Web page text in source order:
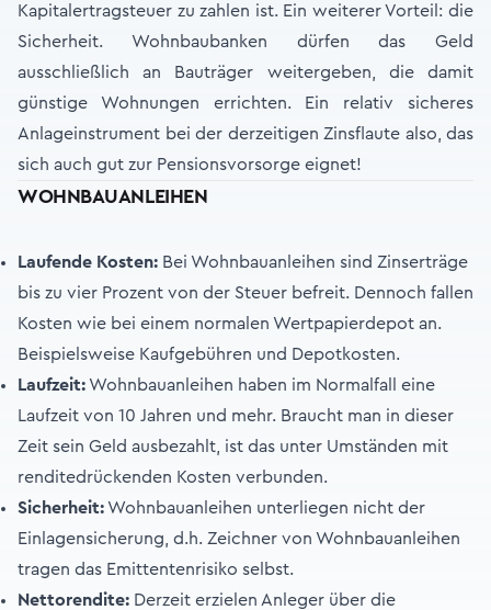
Kapitalertragsteuer zu zahlen ist. Ein weiterer Vorteil: die
Sicherheit. Wohnbaubanken dürfen das Geld
ausschließlich an Bauträger weitergeben, die damit
günstige Wohnungen errichten. Ein relativ sicheres
Anlageinstrument bei der derzeitigen Zinsflaute also, das
sich auch gut zur Pensionsvorsorge eignet!
WOHNBAUANLEIHEN
Laufende Kosten: Bei Wohnbauanleihen sind Zinserträge
bis zu vier Prozent von der Steuer befreit. Dennoch fallen
Kosten wie bei einem normalen Wertpapierdepot an.
Beispielsweise Kaufgebühren und Depotkosten.
Laufzeit: Wohnbauanleihen haben im Normalfall eine
Laufzeit von 10 Jahren und mehr. Braucht man in dieser
Zeit sein Geld ausbezahlt, ist das unter Umständen mit
renditedrückenden Kosten verbunden.
Sicherheit: Wohnbauanleihen unterliegen nicht der
Einlagensicherung, d.h. Zeichner von Wohnbauanleihen
tragen das Emittentenrisiko selbst.
Nettorendite: Derzeit erzielen Anleger über die